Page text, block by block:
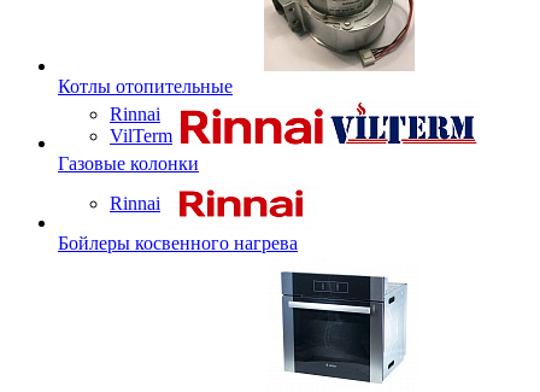
Котлы отопительные
Rinnai
VilTerm
Газовые колонки
Rinnai
Бойлеры косвенного нагрева